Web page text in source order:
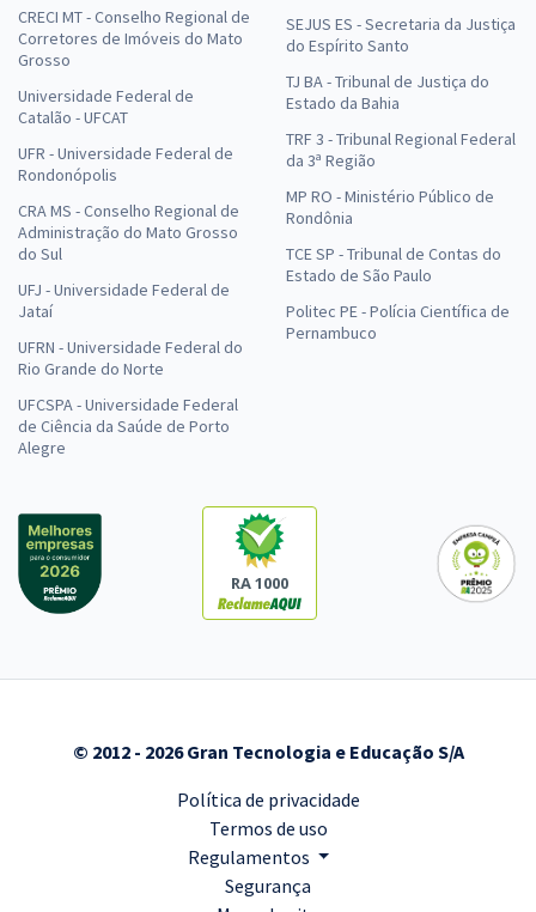
CRECI MT - Conselho Regional de
Corretores de Imóveis do Mato
Grosso
Universidade Federal de
Catalão - UFCAT
UFR - Universidade Federal de
Rondonópolis
CRA MS - Conselho Regional de
Administração do Mato Grosso
do Sul
UFJ - Universidade Federal de
Jataí
UFRN - Universidade Federal do
Rio Grande do Norte
UFCSPA - Universidade Federal
de Ciência da Saúde de Porto
Alegre
SEJUS ES - Secretaria da Justiça
do Espírito Santo
TJ BA - Tribunal de Justiça do
Estado da Bahia
TRF 3 - Tribunal Regional Federal
da 3ª Região
MP RO - Ministério Público de
Rondônia
TCE SP - Tribunal de Contas do
Estado de São Paulo
Politec PE - Polícia Científica de
Pernambuco
RA 1000
© 2012 - 2026 Gran Tecnologia e Educação S/A
Política de privacidade
Termos de uso
Regulamentos
Segurança